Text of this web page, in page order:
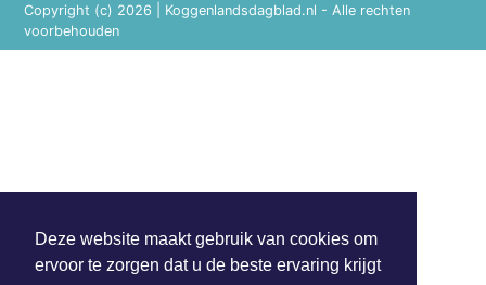
Deze website maakt gebruik van cookies om
ervoor te zorgen dat u de beste ervaring krijgt
Copyright (c) 2026 | Koggenlandsdagblad.nl - Alle rechten
voorbehouden